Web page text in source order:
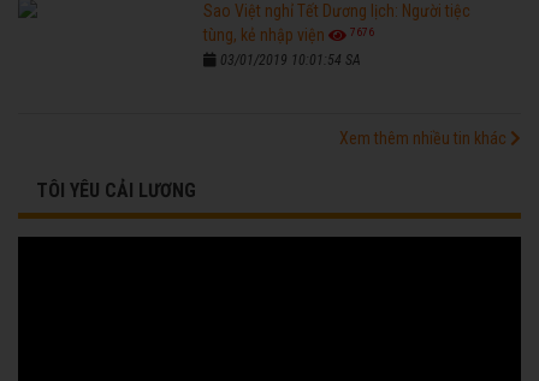
Sao Việt nghỉ Tết Dương lịch: Người tiệc
tùng, kẻ nhập viện
7676
03/01/2019 10:01:54 SA
Xem thêm nhiều tin khác
TÔI YÊU CẢI LƯƠNG